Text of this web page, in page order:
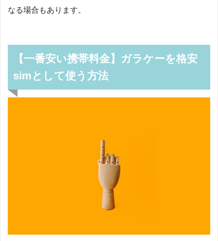
なる場合もあります。
【一番安い携帯料金】ガラケーを格安
simとして使う方法